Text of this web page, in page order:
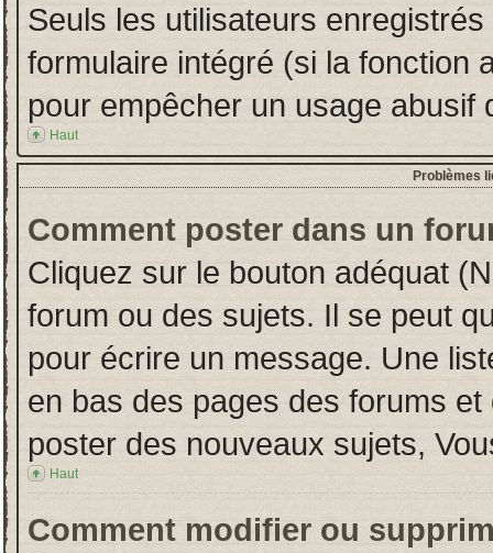
Seuls les utilisateurs
formulaire intégré (si la fonction
pour empêcher un usage abusif
Haut
Problèmes
Comment poster dans un
Cliquez sur le bouton adéquat
forum ou des sujets. Il se peut
pour écrire un message. Une
en bas des pages des forums
poster des nouveaux sujets,
Haut
Comment modifier ou